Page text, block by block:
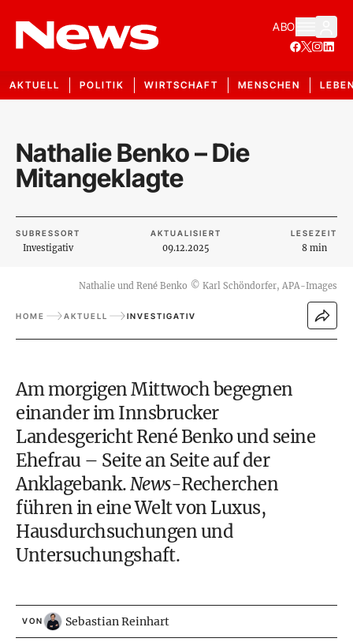
ABO
AKTUELL POLITIK WIRTSCHAFT MENSCHEN
Nathalie Benko – Die
Mitangeklagte
SUBRESSORT
Investigativ
AKTUALISIERT
09.12.2025
LESEZEIT
8 min
Nathalie und René Benko © Karl Schöndorfer, APA-Images
HOME AKTUELL INVESTIGATIV
Am morgigen Mittwoch begegnen
einander im Innsbrucker
Landesgericht René Benko und seine
Ehefrau – Seite an Seite auf der
Anklagebank.News-Recherchen
führen in eine Welt von Luxus,
Hausdurchsuchungen und
Untersuchungshaft.
VON Sebastian Reinhart